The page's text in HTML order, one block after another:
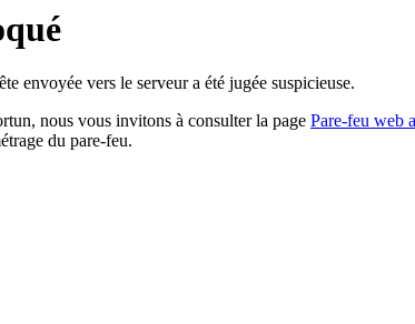
envoyée vers le serveur a été jugée suspicieuse.
nous vous invitons à consulter la page Pare-feu web
du pare-feu.